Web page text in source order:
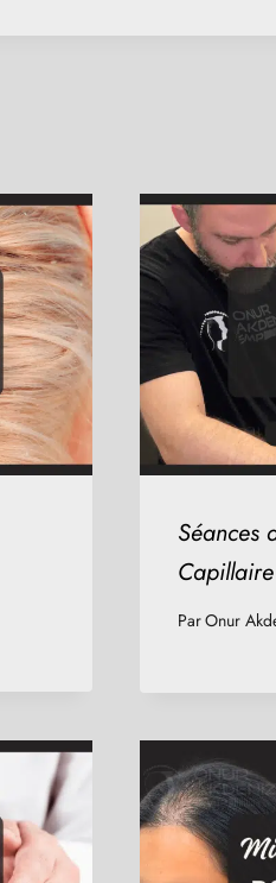
Séances
Capillaire
ParOnur